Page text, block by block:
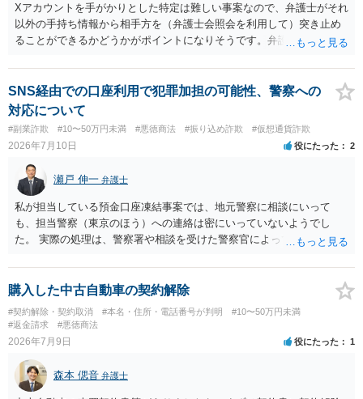
Xアカウントを手がかりとした特定は難しい事案なので、弁護士がそれ
以外の手持ち情報から相手方を（弁護士会照会を利用して）突き止め
ることができるかどうかがポイントになりそうです。弁護士による調
せることになるでしょう。見通しについては、実際の資料等を弁護士
に検討してもらう必要があると思います。弁護士費用は自由化されて
いますので個別に確認いただく必要がありますが、そもそも回収でき
るかどうかが問題になり得る事案であり、被害額の規模からみると、
仮に回収できたとしても弁護士費用を差し引いた実質回収分はかなり
少なくなる可能性もあるように思います。
SNS経由での口座利用で犯罪加担の可能性、警察への
対応について
#副業詐欺 #10〜50万円未満 #悪徳商法 #振り込め詐欺 #仮想通貨詐欺
2026年7月10日 役にたった 2
瀬戸 伸一 弁護士
私が担当している預金口座凍結事案では、地元警察に相談にいって
も、担当警察（東京のほう）への連絡は密にいっていないようでし
た。 実際の処理は、警察署や相談を受けた警察官によってだいぶ変わ
いて弁護士に依頼を検討されてください。
購入した中古自動車の契約解除
#契約解除・契約取消 #本名・住所・電話番号が判明
#10〜50万円未満
#返金請求
#悪徳商法
2026年7月9日 役にたった 1
森本 偲音 弁護士